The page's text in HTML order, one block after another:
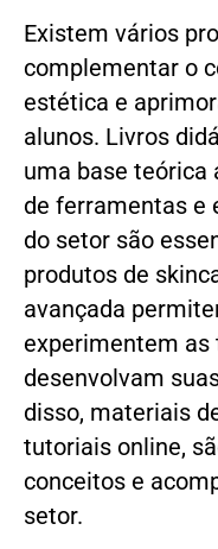
Existem vários
complementar o
estética e
alunos. Livros
uma base teórica
de ferramentas e
do setor são
produtos de
avançada
experimentem as
desenvolvam
disso, materiais
tutoriais online,
conceitos e
setor.